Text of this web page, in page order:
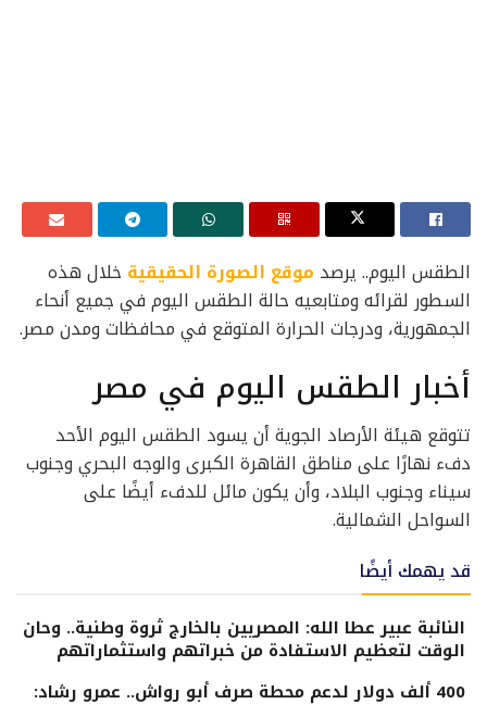
الطقس اليوم.. يرصد موقع الصورة الحقيقيةخلال هذه
السطور لقرائه ومتابعيه حالة الطقس اليوم في جميع أنحاء
الجمهورية، ودرجات الحرارة المتوقع في محافظات ومدن مصر.
أخبار الطقس اليوم في مصر
تتوقع هيئة الأرصاد الجوية أن يسود الطقس اليوم الأحد
دفء نهارًا على مناطق القاهرة الكبرى والوجه البحري وجنوب
سيناء وجنوب البلاد، وأن يكون مائل للدفء أيضًا على
السواحل الشمالية.
قد يهمك أيضًا
النائبة عبير عطا الله: المصريين بالخارج ثروة وطنية.. وحان
الوقت لتعظيم الاستفادة من خبراتهم واستثماراتهم
400 ألف دولار لدعم محطة صرف أبو رواش.. عمرو رشاد: